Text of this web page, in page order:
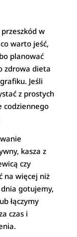
w
warto jeść,
planować
zdrowa dieta
Jeśli
z prostych
codziennego
kasza z
czy
na więcej niż
gotujemy,
łączymy
czas i